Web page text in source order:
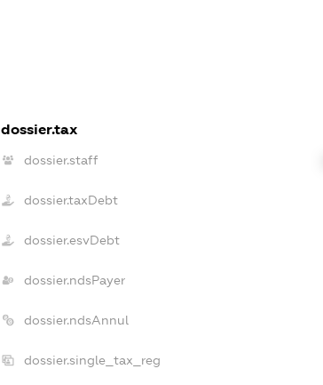
dossier.tax
dossier.staff
dossier.taxDebt
dossier.esvDebt
dossier.ndsPayer
dossier.ndsAnnul
dossier.single_tax_reg